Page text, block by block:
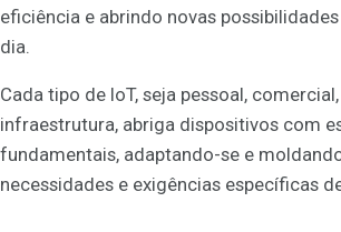
eficiência e abrindo novas
dia.
Cada tipo de IoT, seja pessoal,
infraestrutura, abriga dispositivos com
fundamentais, adaptando-se e
necessidades e exigências específicas